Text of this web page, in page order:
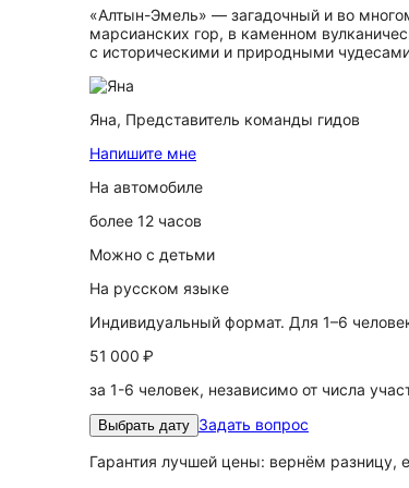
«Алтын-Эмель» — загадочный и во
марсианских гор, в каменном
с историческими и природными
Яна, Представитель команды гидов
Напишите мне
На автомобиле
более 12 часов
Можно с детьми
На русском языке
Индивидуальный формат. Для 1–6
51 000 ₽
за 1-6 человек, независимо от числа
Выбрать дату Задать вопрос
Гарантия лучшей цены: вернём разницу,